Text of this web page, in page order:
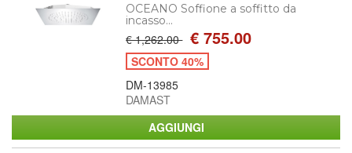
OCEANO Soffione a soffitto da
incasso...
€ 1,262.00 € 755.00
SCONTO 40%
DM-13985
DAMAST